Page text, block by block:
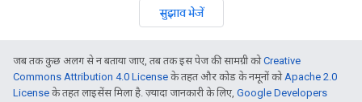
सुझाव भेजें
जब तक कुछ अलग से न बताया जाए, तब तक इस पेज की सामग्री कोCreative
Commons Attribution 4.0 License के तहत और कोड के नमूनों कोApache 2.0
License के तहत लाइसेंस मिला है. ज़्यादा जानकारी के लिए, Google Developers